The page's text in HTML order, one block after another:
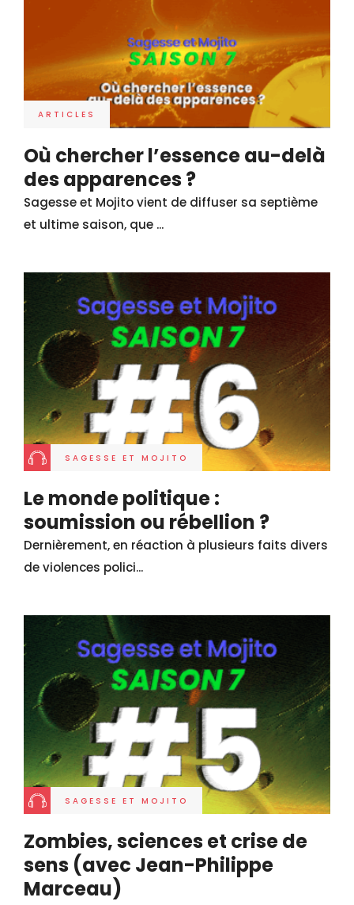
ARTICLES
Où chercher l’essence au-delà
des apparences ?
Sagesse et Mojito vient de diffuser sa septième
et ultime saison, que ...
SAGESSE ET MOJITO
Le monde politique :
soumission ou rébellion ?
Dernièrement, en réaction à plusieurs faits divers
de violences polici...
SAGESSE ET MOJITO
Zombies, sciences et crise de
sens (avec Jean-Philippe
Marceau)